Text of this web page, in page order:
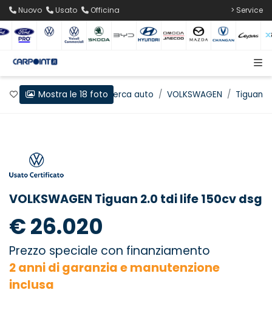
Nuovo Usato Officina > Service
Preferiti Home Ricerca auto VOLKSWAGEN Tiguan
Mostra le 18 foto
VOLKSWAGEN Tiguan 2.0 tdi life 150cv dsg
€ 26.020
Prezzo speciale con finanziamento
2 anni di garanzia e manutenzione
inclusa